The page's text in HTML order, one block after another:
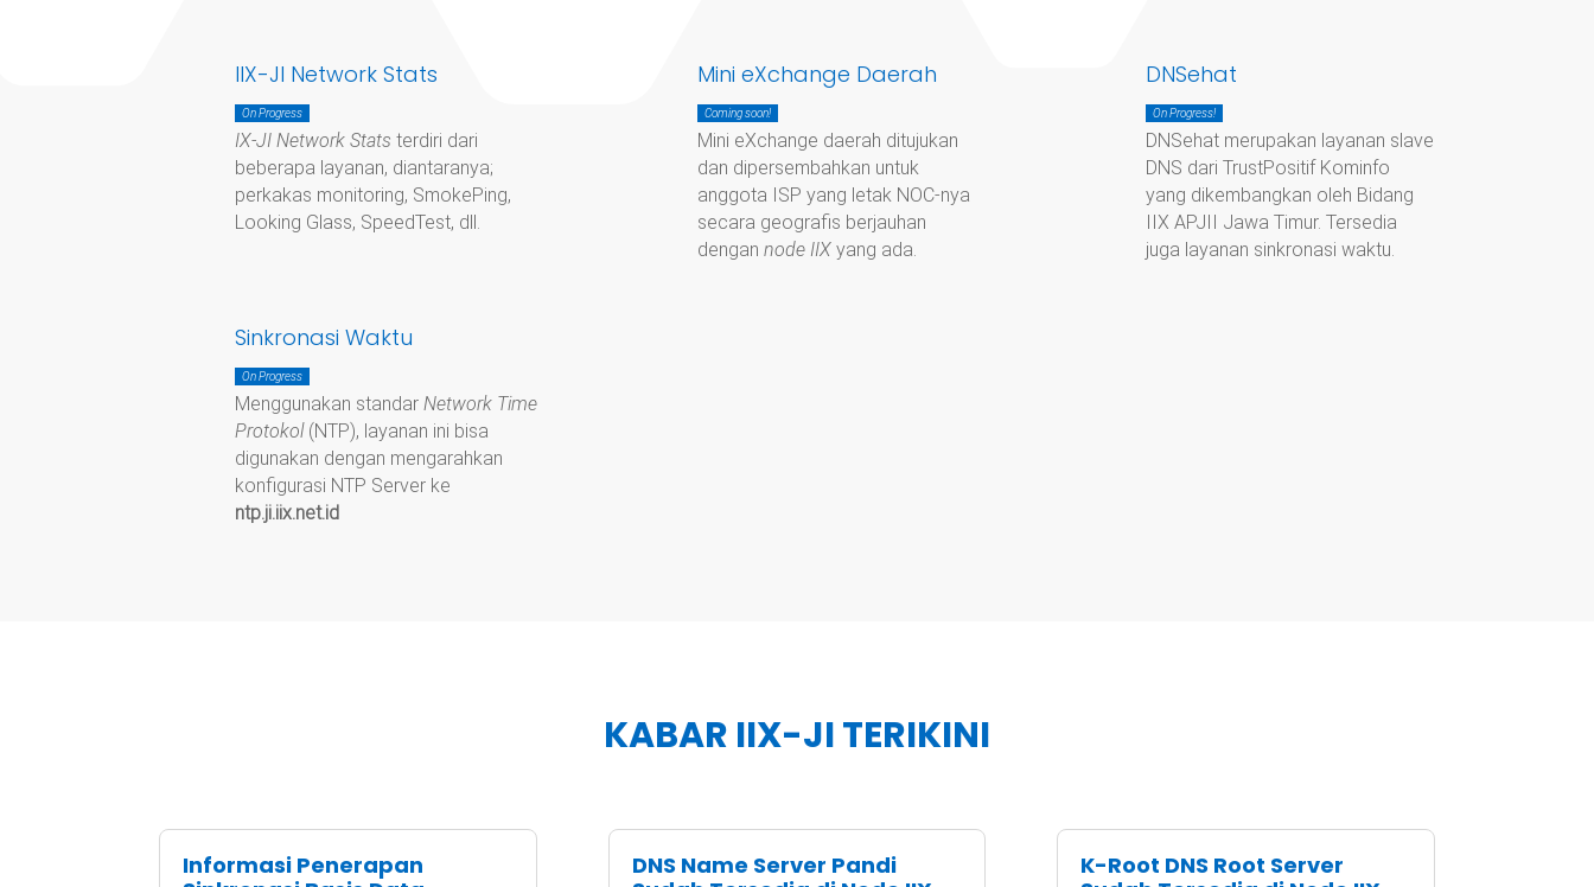
IIX-JI Network Stats
On Progress
IX-JI Network Stats terdiri dari
beberapa layanan, diantaranya;
perkakas monitoring, SmokePing,
Looking Glass, SpeedTest, dll.
Mini eXchange Daerah
Coming soon!
Mini eXchange daerah ditujukan
dan dipersembahkan untuk
anggota ISP yang letak NOC-nya
secara geografis berjauhan
dengan node IIXyang ada.
DNSehat
On Progress!
DNSehat merupakan layanan slave
DNS dari TrustPositif Kominfo
yang dikembangkan oleh Bidang
IIX APJII Jawa Timur. Tersedia
juga layanan sinkronasi waktu.
Sinkronasi Waktu
On Progress
Menggunakan standar Network Time
Protokol(NTP), layanan ini bisa
digunakan dengan mengarahkan
konfigurasi NTP Server ke
ntp.ji.iix.net.id
KABAR IIX-JI TERIKINI
Informasi Penerapan
DNS Name Server Pandi
K-Root DNS Root Server